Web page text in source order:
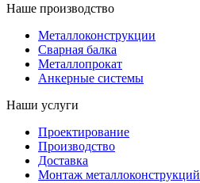
Наше производство
Металлоконструкции
Сварная балка
Металлопрокат
Анкерные системы
Наши услуги
Проектирование
Производство
Доставка
Монтаж металлоконструкций